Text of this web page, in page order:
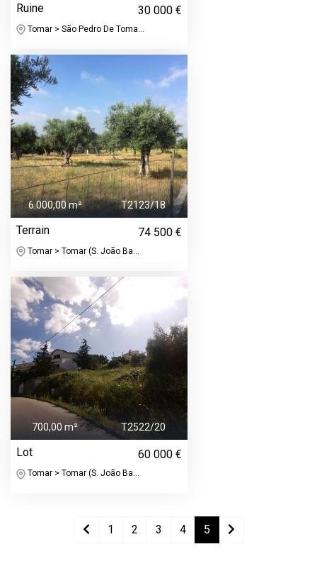
Ruine 30 000 €
Tomar > São Pedro De Toma...
6.000,00 m² T2123/18
Terrain 74 500 €
Tomar > Tomar (S. João Ba...
700,00 m² T2522/20
Lot 60 000 €
Tomar > Tomar (S. João Ba...
1 2 3 4 5